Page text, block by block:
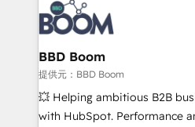
cumulées
Seamless CRM, CMS, and
Complex platform migrations
Custom APIs and third-party
End Revenue Acceleration •
pipeline growth programs •
and CRM optimization •
BBD Boom
提供元：BBD Boom
💥 Helping ambitious B2B
with HubSpot. Performance